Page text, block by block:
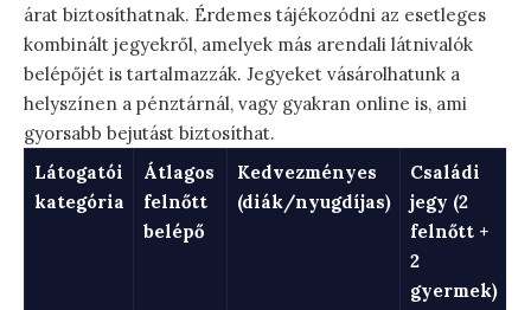
árat biztosíthatnak. Érdemes tájékozódni az esetleges
kombinált jegyekről, amelyek más arendali látnivalók
belépőjét is tartalmazzák. Jegyeket vásárolhatunk a
helyszínen a pénztárnál, vagy gyakran online is, ami
gyorsabb bejutást biztosíthat.
Látogatói
kategória
Átlagos
felnőtt
belépő
Kedvezményes
(diák/nyugdíjas)
Családi
jegy (2
felnőtt +
2
gyermek)